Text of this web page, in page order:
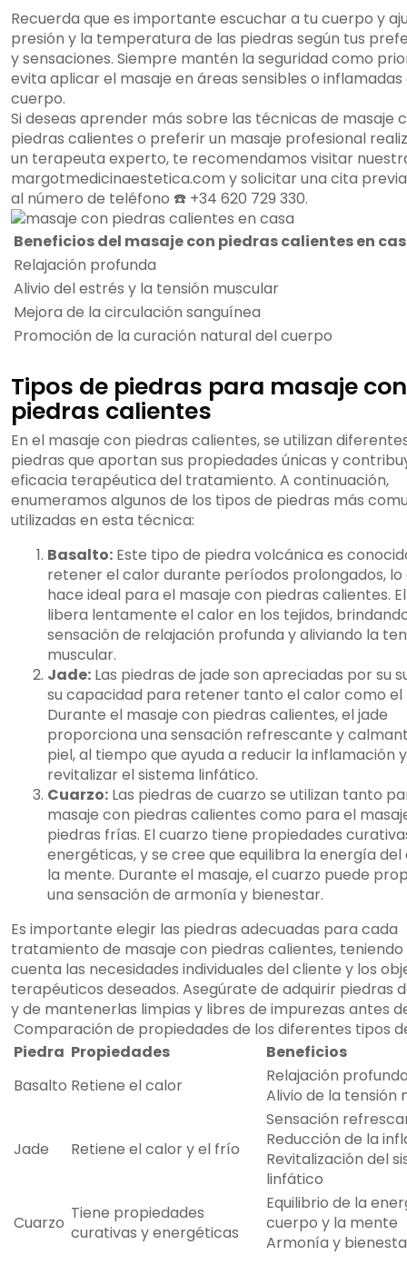
Recuerda que es importante escuchar a tu cuerpo y
presión y la temperatura de las piedras según tus
y sensaciones. Siempre mantén la seguridad como
evita aplicar el masaje en áreas sensibles o inflamadas
cuerpo.
Si deseas aprender más sobre las técnicas de masaje
piedras calientes o preferir un masaje profesional
un terapeuta experto, te recomendamos visitar
margotmedicinaestetica.com y solicitar una cita
al número de teléfono ☎️ +34 620 729 330.
Beneficios del masaje con piedras calientes en
Relajación profunda
Alivio del estrés y la tensión muscular
Mejora de la circulación sanguínea
Promoción de la curación natural del cuerpo
Tipos de piedras para masaje con
piedras calientes
En el masaje con piedras calientes, se utilizan
piedras que aportan sus propiedades únicas y
eficacia terapéutica del tratamiento. A continuación,
enumeramos algunos de los tipos de piedras más
utilizadas en esta técnica:
Basalto: Este tipo de piedra volcánica es
retener el calor durante períodos prolongados, lo
hace ideal para el masaje con piedras calientes.
libera lentamente el calor en los tejidos,
sensación de relajación profunda y aliviando la
muscular.
Jade: Las piedras de jade son apreciadas por su
su capacidad para retener tanto el calor como el
Durante el masaje con piedras calientes, el jade
proporciona una sensación refrescante y
piel, al tiempo que ayuda a reducir la inflamación
revitalizar el sistema linfático.
Cuarzo: Las piedras de cuarzo se utilizan tanto
masaje con piedras calientes como para el
piedras frías. El cuarzo tiene propiedades
energéticas, y se cree que equilibra la energía
la mente. Durante el masaje, el cuarzo puede
una sensación de armonía y bienestar.
Es importante elegir las piedras adecuadas para cada
tratamiento de masaje con piedras calientes, teniendo
cuenta las necesidades individuales del cliente y los
terapéuticos deseados. Asegúrate de adquirir piedras
y de mantenerlas limpias y libres de impurezas antes
Comparación de propiedades de los diferentes tipos
Piedra Propiedades
Beneficios
Basalto Retiene el calor
Relajación
Alivio de la tensión
Jade Retiene el calor y el frío
Sensación
Reducción de la
Revitalización del
linfático
Cuarzo Tiene propiedades
curativas y energéticas
Equilibrio de la
cuerpo y la mente
Armonía y